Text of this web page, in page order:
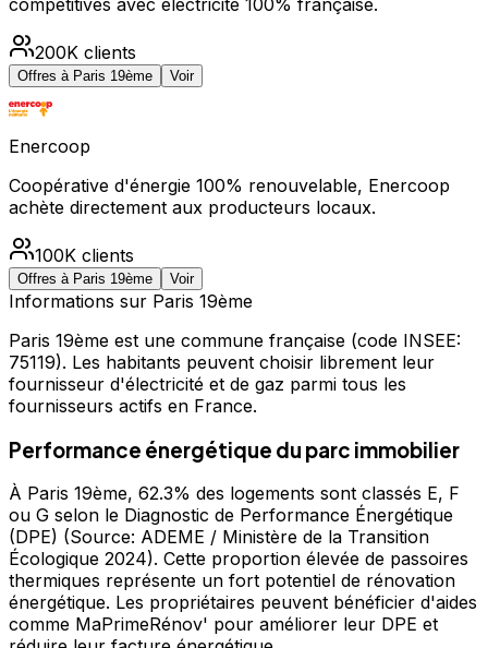
200K clients
Offres à Paris 19ème Voir
Enercoop
Coopérative d'énergie 100% renouvelable, Enercoop
achète directement aux producteurs locaux.
100K clients
Offres à Paris 19ème Voir
Informations sur Paris 19ème
Paris 19ème est une commune française (code INSEE:
75119). Les habitants peuvent choisir librement leur
fournisseur d'électricité et de gaz parmi tous les
fournisseurs actifs en France.
Performance énergétique du parc immobilier
À Paris 19ème, 62.3% des logements sont classés E, F
ou G selon le Diagnostic de Performance Énergétique
(DPE) (Source: ADEME / Ministère de la Transition
Écologique 2024). Cette proportion élevée de passoires
thermiques représente un fort potentiel de rénovation
énergétique. Les propriétaires peuvent bénéficier d'aides
comme MaPrimeRénov' pour améliorer leur DPE et